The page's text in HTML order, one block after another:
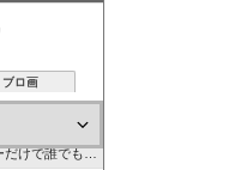
ブロ画
１０万円稼げる…